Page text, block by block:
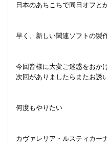
日本のあちこちで同日オフと
早く、新しい関連ソフトの製
今回皆様に大変ご迷惑をおか
次回がありましたらまたお誘
何度もやりたい
カヴァレリア・ルスティカー